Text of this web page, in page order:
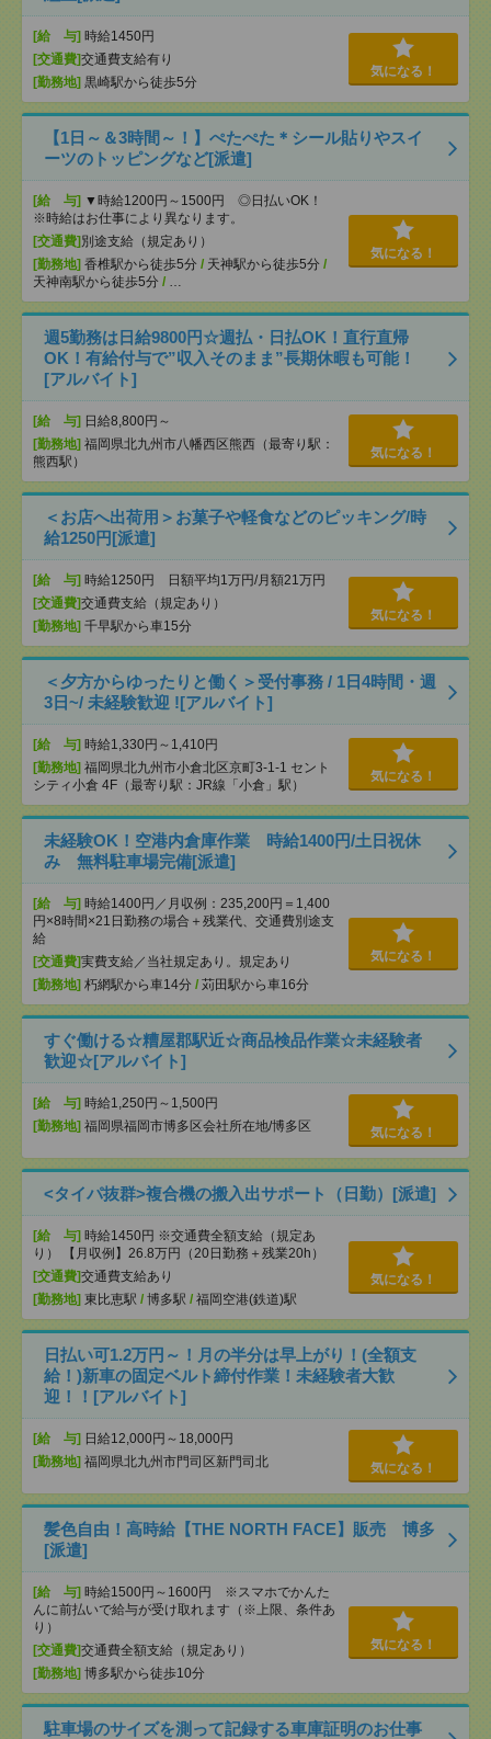
[給 与] 時給1450円
[交通費]交通費支給有り
[勤務地] 黒崎駅から徒歩5分
気になる！
【1日～＆3時間～！】ぺたぺた＊シール貼りやスイ
ーツのトッピングなど[派遣]
[給 与] ▼時給1200円～1500円 ◎日払いOK！
※時給はお仕事により異なります。
[交通費] 別途支給（規定あり）
[勤務地] 香椎駅から徒歩5分 / 天神駅から徒歩5分 /
天神南駅から徒歩5分 / …
気になる！
週5勤務は日給9800円☆週払・日払OK！直行直帰
OK！有給付与で”収入そのまま”長期休暇も可能！
[アルバイト]
[給 与] 日給8,800円～
[勤務地] 福岡県北九州市八幡西区熊西（最寄り駅：
熊西駅）
気になる！
＜お店へ出荷用＞お菓子や軽食などのピッキング/時
給1250円[派遣]
[給 与] 時給1250円 日額平均1万円/月額21万円
[交通費]交通費支給（規定あり）
[勤務地] 千早駅から車15分
気になる！
＜夕方からゆったりと働く＞受付事務 / 1日4時間・週
3日~/ 未経験歓迎 ![アルバイト]
[給 与] 時給1,330円～1,410円
[勤務地] 福岡県北九州市小倉北区京町3-1-1 セント
シティ小倉 4F（最寄り駅：JR線「小倉」駅）
気になる！
未経験OK！空港内倉庫作業 時給1400円/土日祝休
み 無料駐車場完備[派遣]
[給 与] 時給1400円／月収例：235,200円＝1,400
円×8時間×21日勤務の場合＋残業代、交通費別途支
給
[交通費]実費支給／当社規定あり。規定あり
[勤務地] 朽網駅から車14分 / 苅田駅から車16分
気になる！
すぐ働ける☆糟屋郡駅近☆商品検品作業☆未経験者
歓迎☆[アルバイト]
[給 与] 時給1,250円～1,500円
[勤務地] 福岡県福岡市博多区会社所在地/博多区 気になる！
<タイパ抜群>複合機の搬入出サポート（日勤）[派遣]
[給 与] 時給1450円 ※交通費全額支給（規定あ
り） 【月収例】26.8万円（20日勤務＋残業20h）
[交通費]交通費支給あり
[勤務地] 東比恵駅 / 博多駅 / 福岡空港(鉄道)駅
気になる！
日払い可1.2万円～！月の半分は早上がり！(全額支
給！)新車の固定ベルト締付作業！未経験者大歓
迎！！[アルバイト]
[給 与] 日給12,000円～18,000円
[勤務地] 福岡県北九州市門司区新門司北 気になる！
髪色自由！高時給【THE NORTH FACE】販売 博多
[派遣]
[給 与] 時給1500円～1600円 ※スマホでかんた
んに前払いで給与が受け取れます（※上限、条件あ
り）
[交通費]交通費全額支給（規定あり）
[勤務地] 博多駅から徒歩10分
気になる！
駐車場のサイズを測って記録する車庫証明のお仕事